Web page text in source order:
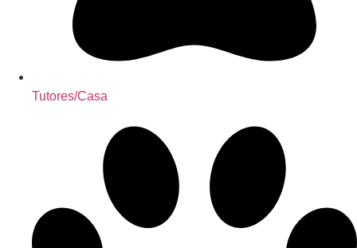
Tutores/Casa